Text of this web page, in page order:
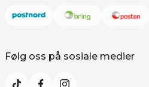
Følg oss på sosiale medier